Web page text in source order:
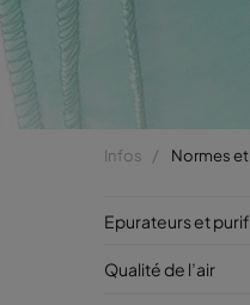
Infos Normes
Epurateurs et
Qualité de l’air